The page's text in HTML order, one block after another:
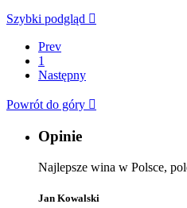
Szybki podgląd 
Prev
1
Następny
Powrót do góry 
Opinie
Najlepsze wina w Polsce,
Jan Kowalski